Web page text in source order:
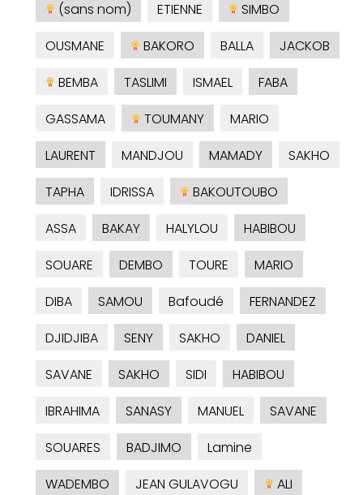
(sans nom)
ETIENNE
SIMBO
OUSMANE
BAKORO BALLA
JACKOB
BEMBA
TASLIMI ISMAEL
FABA
GASSAMA
TOUMANY
MARIO
LAURENT
MANDJOU MAMADY
SAKHO
TAPHA
IDRISSA
BAKOUTOUBO
ASSA
BAKAY HALYLOU
HABIBOU
SOUARE
DEMBO TOURE
MARIO
DIBA
SAMOU Bafoudé
FERNANDEZ
DJIDJIBA
SENY SAKHO
DANIEL
SAVANE
SAKHO SIDI
HABIBOU
IBRAHIMA
SANASY MANUEL
SAVANE
SOUARES
BADJIMO
Lamine
WADEMBO
JEAN GULAVOGU
ALI